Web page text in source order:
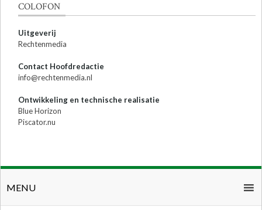
COLOFON
Uitgeverij
Rechtenmedia
Contact Hoofdredactie
info@rechtenmedia.nl
Ontwikkeling en technische realisatie
Blue Horizon
Piscator.nu
MENU